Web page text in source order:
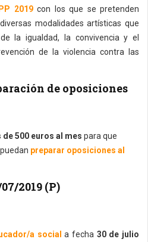
2019con los que se pretenden
modalidades artísticas que
la igualdad, la convivencia y el
de la violencia contra las
de oposiciones
de 500 euros al mes para que
preparar oposiciones al
2019 (P)
a social a fecha 30 de julio